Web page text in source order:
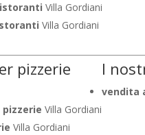
Villa Gordiani
Villa Gordiani
I
vendita
Villa Gordiani
Villa Gordiani